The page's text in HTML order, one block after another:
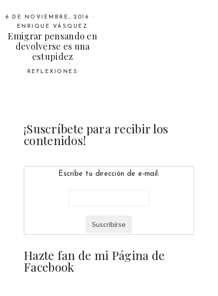
6 DE NOVIEMBRE, 2016
ENRIQUE VÁSQUEZ
Emigrar pensando en
devolverse es una
estupidez
REFLEXIONES
¡Suscríbete para recibir los
contenidos!
Escribe tu dirección de e-mail:
Hazte fan de mi Página de
Facebook